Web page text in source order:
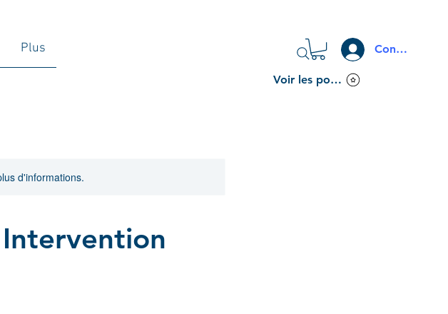
Plus Connexion
Voir les points
d'informations.